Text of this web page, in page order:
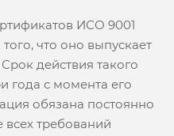
ИСО 9001
что оно выпускает
действия такого
года с момента его
обязана постоянно
требований